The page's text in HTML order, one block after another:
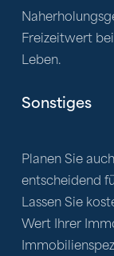
Freizeitwert
Leben.
Sonstiges
Planen Sie
entscheidend
Lassen Sie
Wert Ihrer